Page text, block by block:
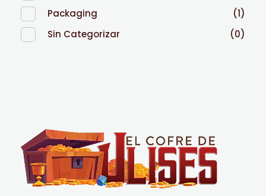
Packaging
(1)
Sin Categorizar
(0)